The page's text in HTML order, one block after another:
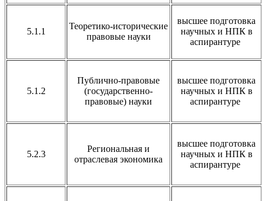
5.1.1
Теоретико-исторические
правовые науки
высшее подготовка
научных и НПК в
аспирантуре
5.1.2
Публично-правовые
(государственно-
правовые) науки
высшее подготовка
научных и НПК в
аспирантуре
5.2.3
Региональная и
отраслевая экономика
высшее подготовка
научных и НПК в
аспирантуре